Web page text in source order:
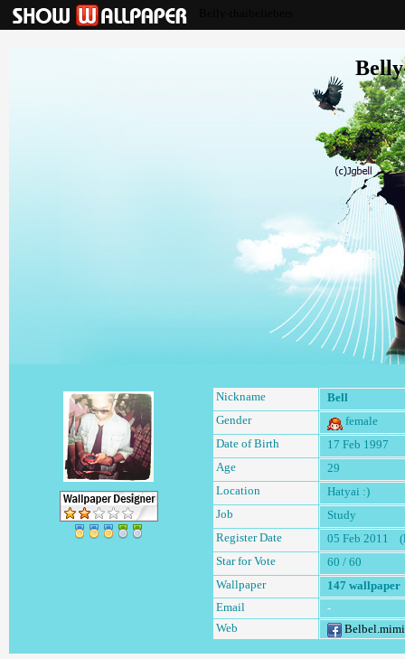
Nickname
Bell
Gender
female
Date of Birth
17 Feb 1997
Age
29
Location
Hatyai :)
Job
Study
Register Date
05 Feb 2011
Star for Vote
60 / 60
Wallpaper
147 wallpaper
Email
-
Web
Belbel.mimi